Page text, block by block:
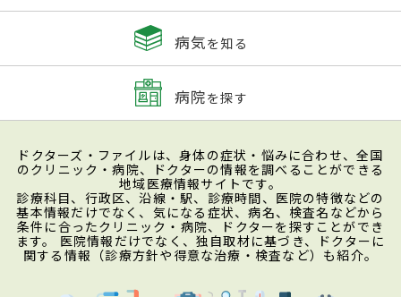
病気を知る
病院を探す
ドクターズ・ファイルは、身体の症状・悩みに合わせ、全国
のクリニック・病院、ドクターの情報を調べることができる
地域医療情報サイトです。
診療科目、行政区、沿線・駅、診療時間、医院の特徴などの
基本情報だけでなく、気になる症状、病名、検査名などから
条件に合ったクリニック・病院、ドクターを探すことができ
ます。 医院情報だけでなく、独自取材に基づき、ドクターに
関する情報（診療方針や得意な治療・検査など）も紹介。